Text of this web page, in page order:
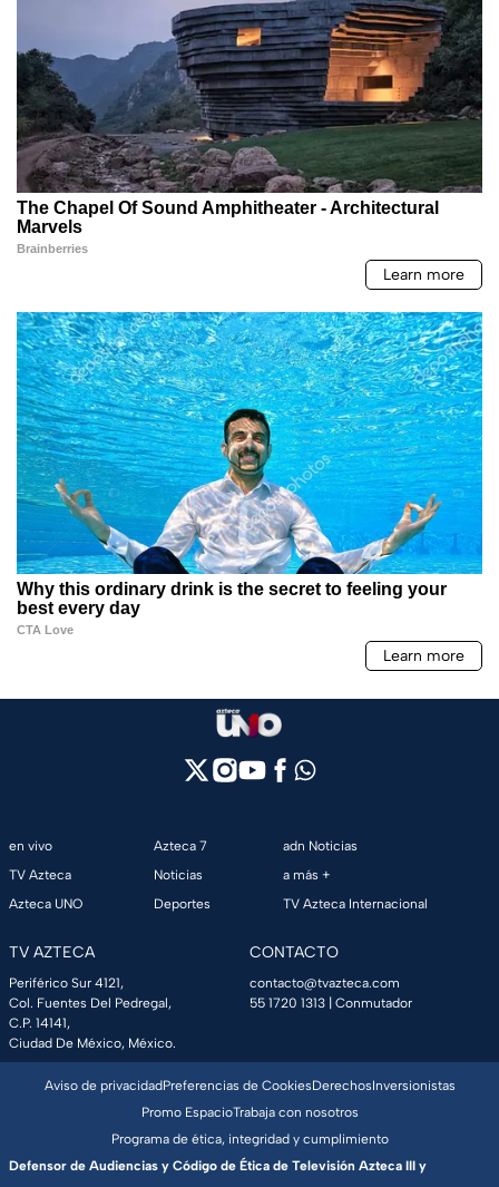
en vivo
TV Azteca
Azteca UNO
Azteca 7
Noticias
Deportes
adn Noticias
a más +
TV Azteca Internacional
TV AZTECA
Periférico Sur 4121,
Col. Fuentes Del Pedregal,
C.P. 14141,
Ciudad De México, México.
CONTACTO
contacto@tvazteca.com
55 1720 1313 | Conmutador
Aviso de privacidadPreferencias de CookiesDerechosInversionistas
Promo EspacioTrabaja con nosotros
Programa de ética, integridad y cumplimiento
Defensor de Audiencias y Código de Ética de Televisión Azteca III y